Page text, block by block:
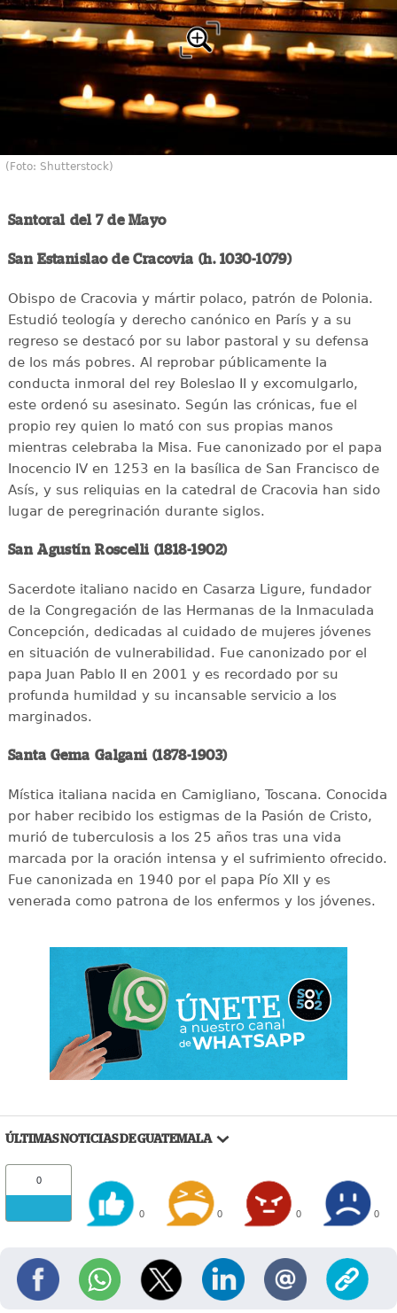
(Foto: Shutterstock)
Santoral del 7 de Mayo
San Estanislao de Cracovia (h. 1030-1079)
Obispo de Cracovia y mártir polaco, patrón de Polonia.
Estudió teología y derecho canónico en París y a su
regreso se destacó por su labor pastoral y su defensa
de los más pobres. Al reprobar públicamente la
conducta inmoral del rey Boleslao II y excomulgarlo,
este ordenó su asesinato. Según las crónicas, fue el
propio rey quien lo mató con sus propias manos
mientras celebraba la Misa. Fue canonizado por el papa
Inocencio IV en 1253 en la basílica de San Francisco de
Asís, y sus reliquias en la catedral de Cracovia han sido
lugar de peregrinación durante siglos.
San Agustín Roscelli (1818-1902)
Sacerdote italiano nacido en Casarza Ligure, fundador
de la Congregación de las Hermanas de la Inmaculada
Concepción, dedicadas al cuidado de mujeres jóvenes
en situación de vulnerabilidad. Fue canonizado por el
papa Juan Pablo II en 2001 y es recordado por su
profunda humildad y su incansable servicio a los
marginados.
Santa Gema Galgani (1878-1903)
Mística italiana nacida en Camigliano, Toscana. Conocida
por haber recibido los estigmas de la Pasión de Cristo,
murió de tuberculosis a los 25 años tras una vida
marcada por la oración intensa y el sufrimiento ofrecido.
Fue canonizada en 1940 por el papa Pío XII y es
venerada como patrona de los enfermos y los jóvenes.
ÚLTIMAS NOTICIAS DE GUATEMALA
0
0 0 0 0